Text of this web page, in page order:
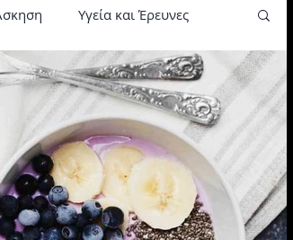
Υγεία και Έρευνες
Smoothies Herbs
Έρευνες Συνταγές